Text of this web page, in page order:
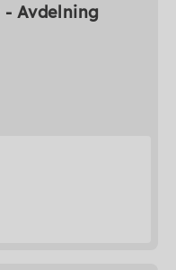
- Avdelning